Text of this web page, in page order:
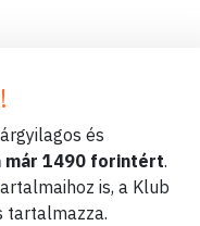
és
már 1490 forintért.
is, a Klub
tartalmazza.